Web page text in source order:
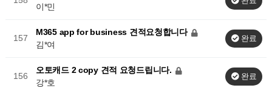
이*민
157
M365 app for business 견적요청합니다
김*여
완료
156
오토캐드 2 copy 견적 요청드립니다.
강*호
완료